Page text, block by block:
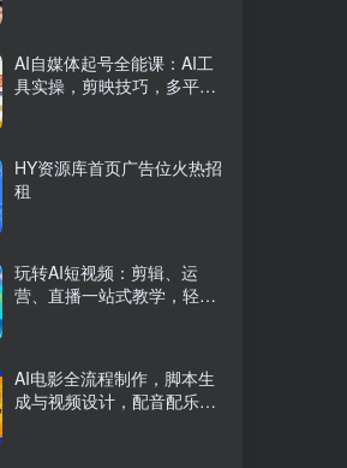
AI自媒体起号全能课：AI工
具实操，剪映技巧，多平台
HY资源库首页广告位火热招
租
玩转AI短视频：剪辑、运
营、直播一站式教学，轻松
AI电影全流程制作，脚本生
成与视频设计，配音配乐一